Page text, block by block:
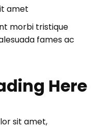
amet
morbi tristique
fames ac
Here
sit amet,